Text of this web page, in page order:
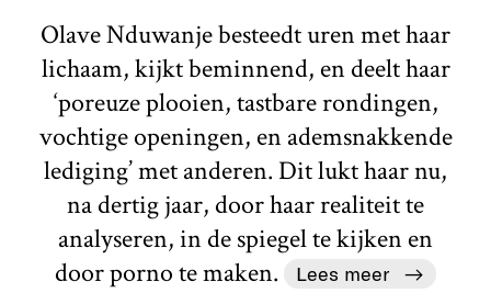
Olave Nduwanje besteedt uren met haar
lichaam, kijkt beminnend, en deelt haar
‘poreuze plooien, tastbare rondingen,
vochtige openingen, en ademsnakkende
lediging’ met anderen. Dit lukt haar nu,
na dertig jaar, door haar realiteit te
analyseren, in de spiegel te kijken en
door porno te maken.
Lees meer